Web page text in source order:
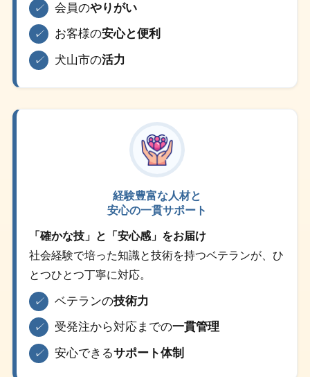
✓ 会員のやりがい
✓ お客様の安心と便利
✓ 犬山市の活力
経験豊富な人材と
安心の一貫サポート
「確かな技」と「安心感」をお届け
社会経験で培った知識と技術を持つベテランが、ひ
とつひとつ丁寧に対応。
✓ ベテランの技術力
✓ 受発注から対応までの一貫管理
✓ 安心できるサポート体制